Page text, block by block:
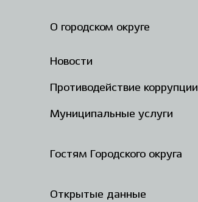
О городском округе
Новости
Противодействие коррупции
Муниципальные услуги
Гостям Городского округа
Открытые данные